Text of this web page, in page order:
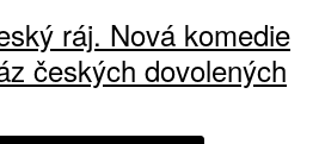
ráj. Nová komedie
českých dovolených